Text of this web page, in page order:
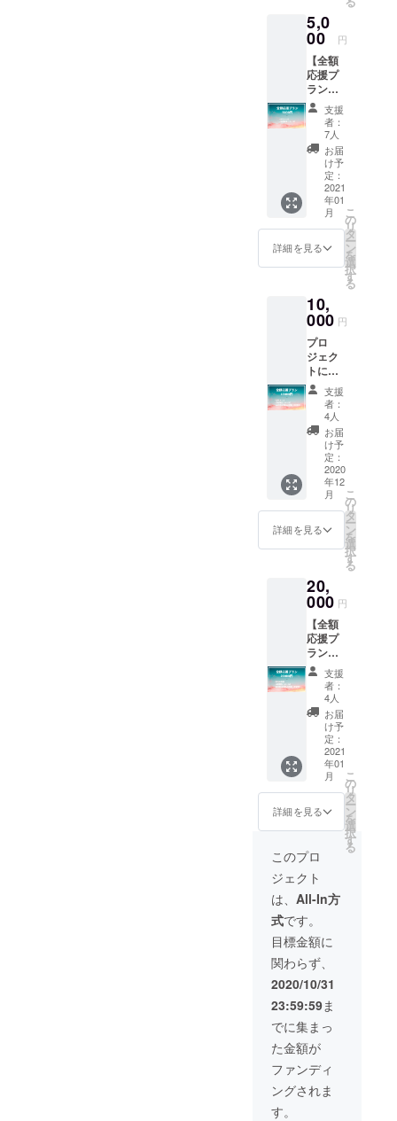
は必ず
女性を
含む複
数人が
参加し
ます。
撮影は
11~12
月を予
定して
おりま
す。
おりま
す。 ※
撮影場
所（23
区
内）・
日時は
お申し
込み後
に調整
させて
いただ
きま
す。 ※
運営メ
は必ず
女性を
数人が
参加し
ます。
撮影は
11~12
月を予
定して
おりま
す。
ンのお
申し込
みをお
願いい
たしま
す。
買い物
／人
生・恋
愛相談
など ・
お申し
込み時
に備考
欄に
て、ご
希望の
内容を
お伝え
くださ
い。 ・
所用時
間は1時
するメ
ンバー
や日
時・場
所は
メール
にて調
整いた
しま
す。11
月〜12
月の実
施を予
定して
おりま
す。 ※
公共の
でお会
いいた
しま
す。 ※
ご自身
の交通
費や飲
食代は
ご負担
くださ
い。
5,0
00 円
【全額
応援プ
ラン】
プロ
ジェク
トにご
賛同い
ただけ
る方向
けのプ
ランで
す。 ＜
内容＞
・お礼
のメッ
セージ
ルにて
お送り
いたし
ます。
・活動
報告を
メール
にてお
送りし
ます
（12
月〜21
年1月予
定）。
支援
者：
7人
お届
け予
定：
2021
年01
月
詳細を見る
こ
の
リ
タ
ー
ン
を
選
択
す
る
10,
000 円
プロ
ジェク
トにご
賛同い
ただけ
る方向
けのプ
ランで
す。 ＜
内容＞
・お礼
のメッ
セージ
をメー
ルにて
お送り
ます。
・活動
報告を
メール
にてお
送りし
ます
（12
月〜翌
年1月予
定）。
・活動
中の制
作物等
にお名
前や企
業名を
ただき
ます
（希望
者の
み）。
※支援
時、必
ず備考
欄にご
希望の
お名前
をご記
入くだ
さい。
※掲載を
希望さ
れない
方は、
支援
者：
4人
お届
け予
定：
2020
年12
月
詳細を見る
こ
の
リ
タ
ー
ン
を
選
択
す
る
20,
000 円
【全額
応援プ
ラン】
プロ
ジェク
トにご
賛同い
ただけ
る方向
けのプ
ランで
す。 ＜
内容＞
・お礼
のメッ
セージ
を動画
にてお
送りい
たしま
す（12
月以
降）。
・活動
報告を
メール
にてお
送りし
ます
（12
月〜21
年1月予
定）。
・活動
支援
者：
4人
お届
け予
定：
2021
年01
月
詳細を見る
こ
の
リ
タ
ー
ン
を
選
択
す
る
このプロ
ジェクト
は、 All-In方
式です。
目標金額に
関わらず、
2020/10/31
23:59:59ま
でに集まっ
た金額が
ファンディ
ングされま
す。